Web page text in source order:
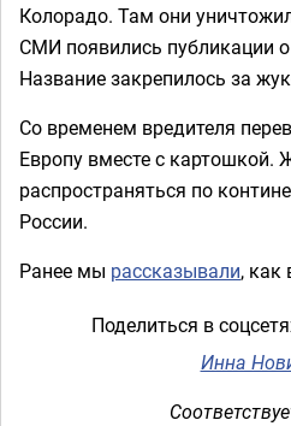
Колорадо. Там они
СМИ появились публикации
Название закрепилось за
Со временем вредителя
Европу вместе с картошкой.
распространяться по
России.
Ранее мы рассказывали, как
Поделиться в
Инна